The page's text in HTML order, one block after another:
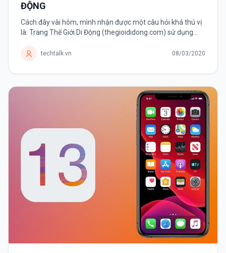
ĐỘNG
Cách đây vài hôm, mình nhận được một câu hỏi khá thú vị
là: Trang Thế Giới Di Động (thegioididong.com) sử dụng
mất vài...techtalk.vn 08/03/2020